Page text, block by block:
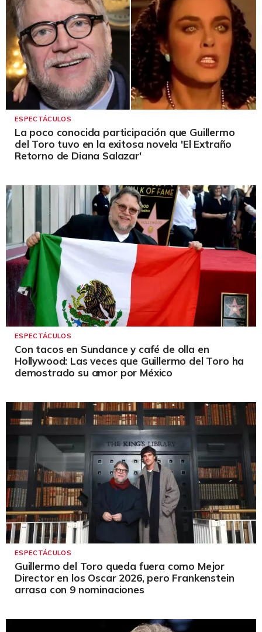
ESPECTÁCULOS
La poco conocida participación que Guillermo
del Toro tuvo en la exitosa novela 'El Extraño
Retorno de Diana Salazar'
ESPECTÁCULOS
Con tacos en Sundance y café de olla en
Hollywood: Las veces que Guillermo del Toro ha
demostrado su amor por México
ESPECTÁCULOS
Guillermo del Toro queda fuera como Mejor
Director en los Oscar 2026, pero Frankenstein
arrasa con 9 nominaciones